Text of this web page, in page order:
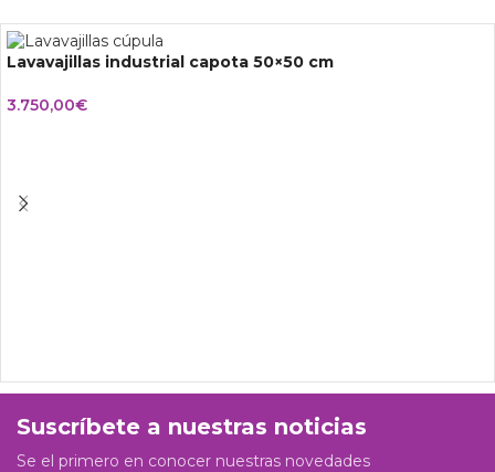
Lavavajillas industrial capota 50×50 cm
3.750,00€
Suscríbete a nuestras noticias
Se el primero en conocer nuestras novedades